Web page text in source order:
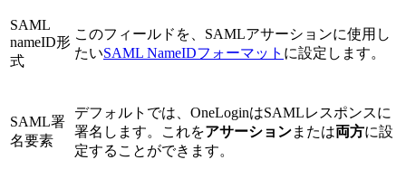
SAML
nameID形
式
このフィールドを、SAMLアサーションに使用し
たいSAML NameIDフォーマット に設定します。
SAML署
名要素
デフォルトでは、OneLoginはSAMLレスポンスに
署名します。これをアサーションまたは両方に設
定することができます。